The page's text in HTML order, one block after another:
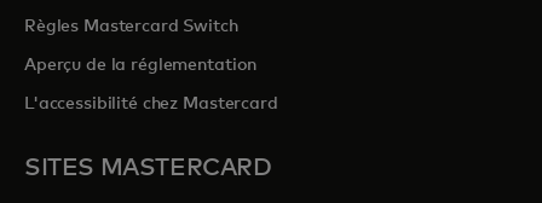
Règles Mastercard Switch
Aperçu de la réglementation
L'accessibilité chez Mastercard
SITES MASTERCARD